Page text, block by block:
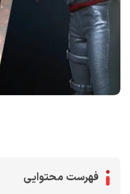
فهرست محتوایی